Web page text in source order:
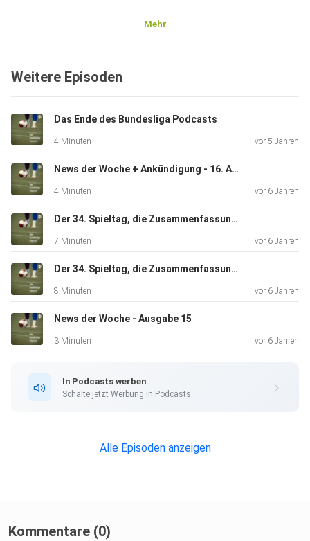
Mehr
Weitere Episoden
Das Ende des Bundesliga Podcasts
4 Minuten vor 5 Jahren
News der Woche + Ankündigung - 16. Ausgabe
4 Minuten vor 6 Jahren
Der 34. Spieltag, die Zusammenfassung - 2. Bundesliga
7 Minuten vor 6 Jahren
Der 34. Spieltag, die Zusammenfassung - 1. Bundesliga
8 Minuten vor 6 Jahren
News der Woche - Ausgabe 15
3 Minuten vor 6 Jahren
In Podcasts werben
Schalte jetzt Werbung in Podcasts.
Alle Episoden anzeigen
Kommentare (0)